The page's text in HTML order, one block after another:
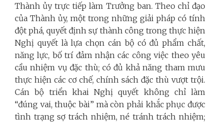
Thành ủy trực tiếp làm Trưởng ban. Theo chỉ đạo
của Thành ủy, một trong những giải pháp có tính
đột phá, quyết định sự thành công trong thực hiện
Nghị quyết là lựa chọn cán bộ có đủ phẩm chất,
năng lực, bố trí đảm nhận các công việc theo yêu
cầu nhiệm vụ đặc thù; có đủ khả năng tham mưu
thực hiện các cơ chế, chính sách đặc thù vượt trội.
Cán bộ triển khai Nghị quyết không chỉ làm
“đúng vai, thuộc bài” mà còn phải khắc phục được
tình trạng sợ trách nhiệm, né tránh trách nhiệm;